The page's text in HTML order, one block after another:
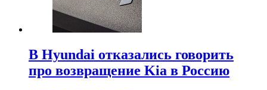
В Hyundai отказались говорить
про возвращение Kia в Россию